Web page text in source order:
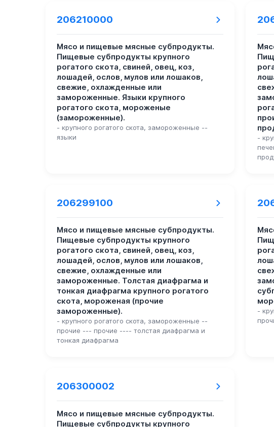
206210000
Мясо и пищевые мясные субпродукты.
Пищевые субпродукты крупного
рогатого скота, свиней, овец, коз,
лошадей, ослов, мулов или лошаков,
свежие, охлажденные или
замороженные. Языки крупного
рогатого скота, мороженые
(замороженные).
- крупного рогатого скота, замороженные --
языки
-
206299100
Мясо и пищевые мясные субпродукты.
Пищевые субпродукты крупного
рогатого скота, свиней, овец, коз,
лошадей, ослов, мулов или лошаков,
свежие, охлажденные или
замороженные. Толстая диафрагма и
тонкая диафрагма крупного рогатого
скота, мороженая (прочие
замороженные).
- крупного рогатого скота, замороженные --
прочие --- прочие ---- толстая диафрагма и
тонкая диафрагма
-
206300002
Мясо и пищевые мясные субпродукты.
Пищевые субпродукты крупного